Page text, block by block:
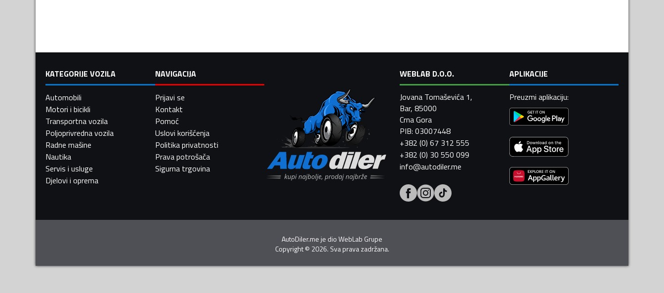
KATEGORIJE VOZILA
Automobili
Motori i bicikli
Transportna vozila
Poljoprivredna vozila
Radne mašine
Nautika
Servis i usluge
Djelovi i oprema
NAVIGACIJA
Prijavi se
Kontakt
Pomoć
Uslovi korišćenja
Politika privatnosti
Prava potrošača
Sigurna trgovina
WEBLAB D.O.O.
Jovana Tomaševića 1,
Bar, 85000
Crna Gora
PIB: 03007448
+382 (0) 67 312 555
+382 (0) 30 550 099
info@autodiler.me
APLIKACIJE
Preuzmi aplikaciju:
AutoDiler.me je dioWebLab Grupe
Copyright© 2026. Sva prava zadržana.